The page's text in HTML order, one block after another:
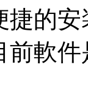
捷的
前軟